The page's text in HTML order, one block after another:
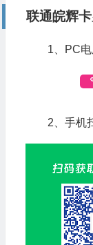
联通皖辉
1、PC电
2、手机